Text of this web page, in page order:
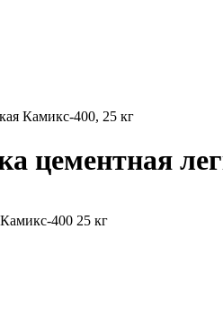
Камикс-400, 25 кг
цементная